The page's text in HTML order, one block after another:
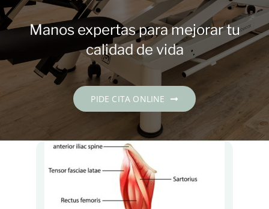
Contacto
Español
Manos expertas para mejorar tu
calidad de vida
PIDE CITA ONLINE